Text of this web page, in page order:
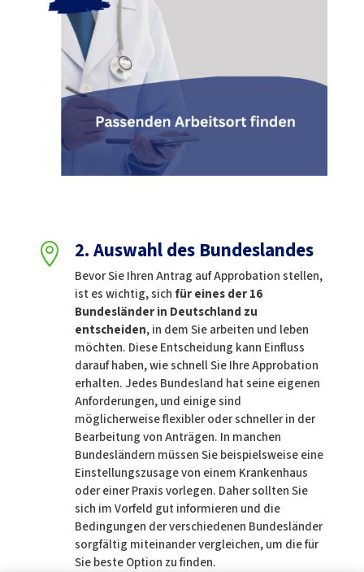
 2. Auswahl des Bundeslandes
Bevor Sie Ihren Antrag auf Approbation stellen,
ist es wichtig, sich für eines der 16
Bundesländer in Deutschland zu
entscheiden, in dem Sie arbeiten und leben
möchten. Diese Entscheidung kann Einfluss
darauf haben, wie schnell Sie Ihre Approbation
erhalten. Jedes Bundesland hat seine eigenen
Anforderungen, und einige sind
möglicherweise flexibler oder schneller in der
Bearbeitung von Anträgen. In manchen
Bundesländern müssen Sie beispielsweise eine
Einstellungszusage von einem Krankenhaus
oder einer Praxis vorlegen. Daher sollten Sie
sich im Vorfeld gut informieren und die
Bedingungen der verschiedenen Bundesländer
sorgfältig miteinander vergleichen, um die für
Sie beste Option zu finden.